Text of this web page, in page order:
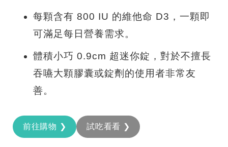
每顆含有 800 IU 的維他命 D3，一顆即
可滿足每日營養需求。
體積小巧 0.9cm 超迷你錠，對於不擅長
吞嚥大顆膠囊或錠劑的使用者非常友
善。
前往購物 ❯ 試吃看看 ❯